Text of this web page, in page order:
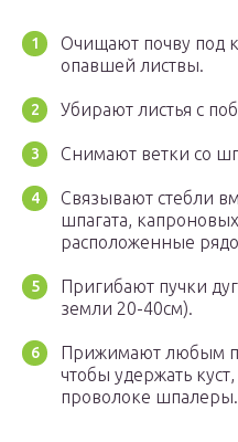
Очищают почву под
опавшей листвы.
Убирают листья с
Снимают ветки со
Связывают стебли
шпагата,
расположенные
Пригибают пучки
земли 20-40см).
Прижимают любым
чтобы удержать
проволоке шпалеры.